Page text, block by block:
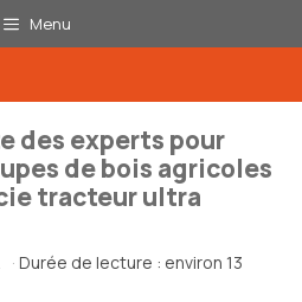
Menu
des experts pour
de bois agricoles
tracteur ultra
· Durée de lecture : environ 13